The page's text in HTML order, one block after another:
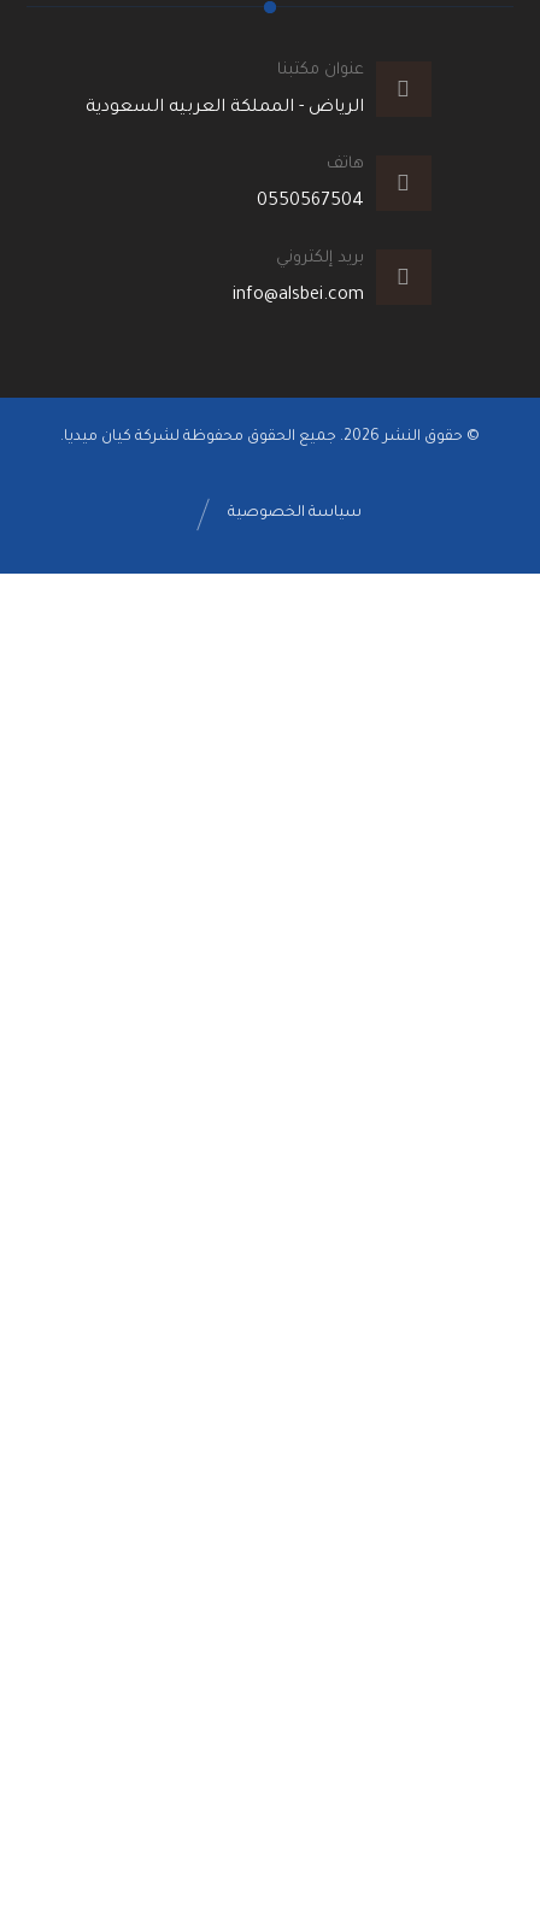
عنوان مكتبنا
الرياض - المملكة العربيه السعودية
هاتف
0550567504
بريد إلكتروني
info@alsbei.com
© حقوق النشر 2026. جميع الحقوق محفوظة لشركة كيان ميديا.
سياسة الخصوصية